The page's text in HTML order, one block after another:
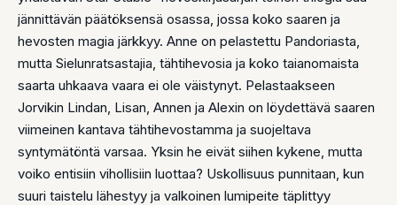
jännittävän päätöksensä osassa, jossa koko saaren ja
hevosten magia järkkyy. Anne on pelastettu Pandoriasta,
mutta Sielunratsastajia, tähtihevosia ja koko taianomaista
saarta uhkaava vaara ei ole väistynyt. Pelastaakseen
Jorvikin Lindan, Lisan, Annen ja Alexin on löydettävä saaren
viimeinen kantava tähtihevostamma ja suojeltava
syntymätöntä varsaa. Yksin he eivät siihen kykene, mutta
voiko entisiin vihollisiin luottaa? Uskollisuus punnitaan, kun
suuri taistelu lähestyy ja valkoinen lumipeite täplittyy